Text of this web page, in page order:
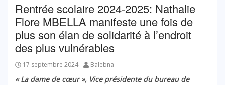
Rentrée scolaire 2024-2025: Nathalie
Flore MBELLA manifeste une fois de
plus son élan de solidarité à l’endroit
des plus vulnérables
17 septembre 2024 Balebna
« La dame de cœur », Vice présidente du bureau de